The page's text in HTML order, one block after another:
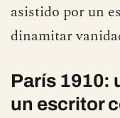
asistido por un
dinamitar
París 1910:
un escritor